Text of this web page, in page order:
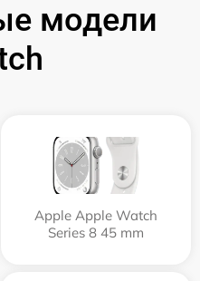
модели
Apple Apple Watch
Series 8 45 mm